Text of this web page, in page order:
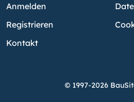
Anmelden
Registrieren
Kontakt
© 1997-2026